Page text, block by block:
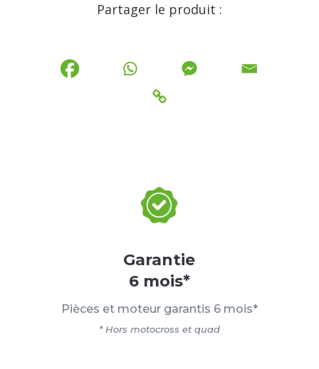
Partager le produit :
Garantie
6 mois*
Pièces et moteur garantis 6 mois*
* Hors motocross et quad